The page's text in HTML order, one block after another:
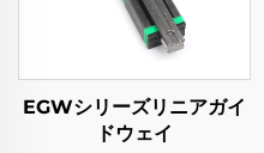
EGWシリーズリニアガイ
ドウェイ